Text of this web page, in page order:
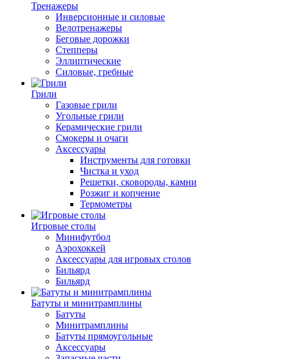
Тренажеры
Инверсионные и силовые
Велотренажеры
Беговые дорожки
Степперы
Эллиптические
Силовые, гребные
Грили
Газовые грили
Угольные грили
Керамические грили
Смокеры и очаги
Аксессуары
Инструменты для готовки
Чистка и уход
Решетки, сковороды, камни
Розжиг и копчение
Термометры
Игровые столы
Минифутбол
Аэрохоккей
Аксессуары для игровых столов
Бильяpд
Бильяpд
Батуты и минитрамплины
Батуты
Минитрамплины
Батуты прямоугольные
Аксессуары